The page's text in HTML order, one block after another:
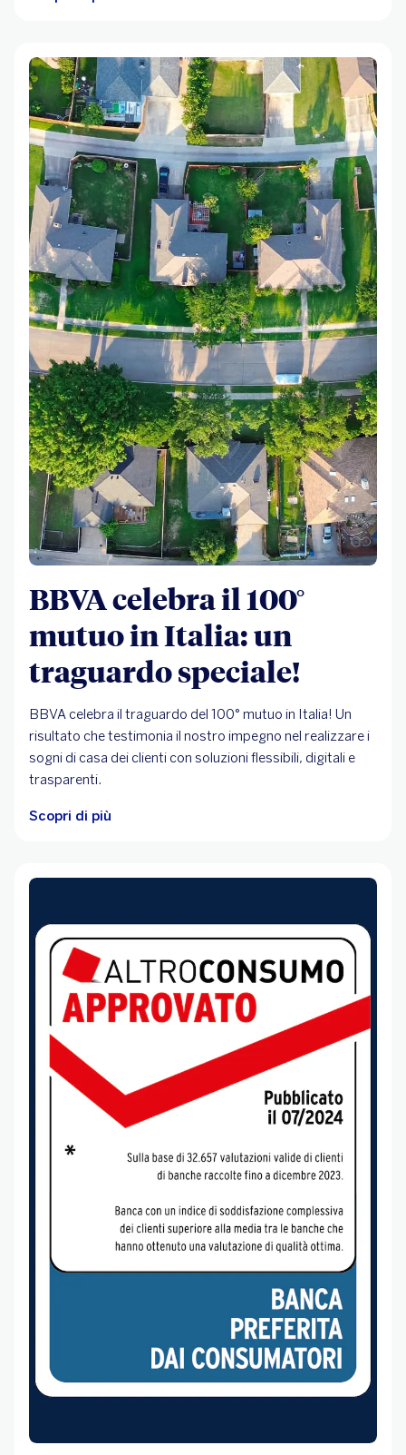
BBVA celebra il 100°
mutuo in Italia: un
traguardo speciale!
BBVA celebra il traguardo del 100° mutuo in Italia! Un
risultato che testimonia il nostro impegno nel realizzare i
sogni di casa dei clienti con soluzioni flessibili, digitali e
trasparenti.
Scopri di più